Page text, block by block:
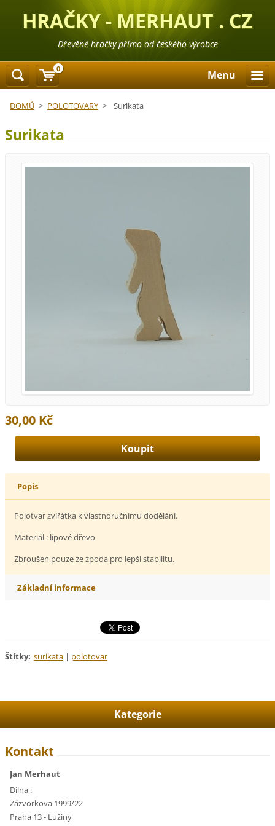
HRAČKY - MERHAUT . CZ
Dřevěné hračky přímo od českého výrobce
Menu
DOMŮ > POLOTOVARY > Surikata
Surikata
30,00 Kč
Popis
Polotvar zvířátka k vlastnoručnímu dodělání.
Materiál : lipové dřevo
Zbroušen pouze ze zpoda pro lepší stabilitu.
Základní informace
Štítky: surikata | polotovar
Kategorie
Kontakt
Jan Merhaut
Dílna :
Zázvorkova 1999/22
Praha 13 - Lužiny
0